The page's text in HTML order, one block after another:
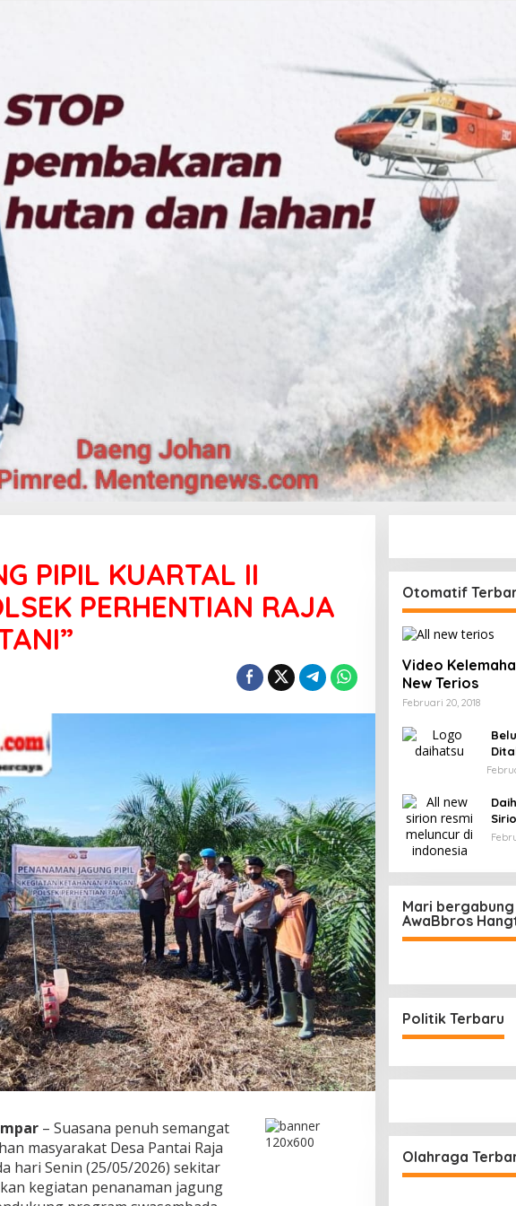
PIPIL KUARTAL II
PERHENTIAN RAJA
– Suasana penuh semangat
masyarakat Desa Pantai Raja
hari Senin (25/05/2026) sekitar
kegiatan penanaman jagung
Otomatif
Video
New Terios
Februari 20, 2018
Mari
AwaBbros
Politik Terbaru
Olahraga